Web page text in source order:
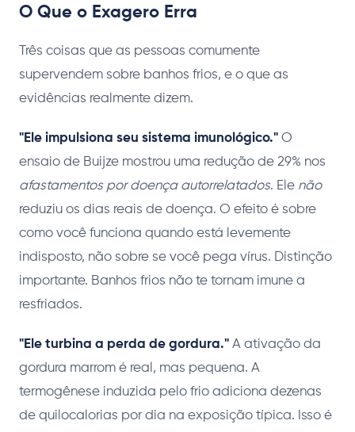
O Que o Exagero Erra
Três coisas que as pessoas comumente
supervendem sobre banhos frios, e o que as
evidências realmente dizem.
"Ele impulsiona seu sistema imunológico." O
ensaio de Buijze mostrou uma redução de 29% nos
afastamentos por doença autorrelatados. Ele não
reduziu os dias reais de doença. O efeito é sobre
como você funciona quando está levemente
indisposto, não sobre se você pega vírus. Distinção
importante. Banhos frios não te tornam imune a
resfriados.
"Ele turbina a perda de gordura." A ativação da
gordura marrom é real, mas pequena. A
termogênese induzida pelo frio adiciona dezenas
de quilocalorias por dia na exposição típica. Isso é